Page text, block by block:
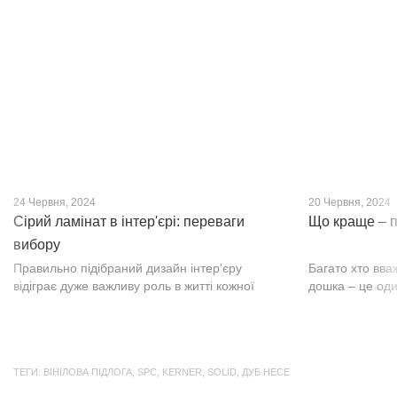
24 Червня, 2024
Сірий ламінат в інтер'єрі: переваги
вибору
Правильно підібраний дизайн інтер'єру
відіграє дуже важливу роль в житті кожної
20 Червня, 2024
Що краще –
Багато хто
дошка – це
ТЕГИ: ВІНІЛОВА ПІДЛОГА SPC KERNER SOLID ДУБ НЕСЕ